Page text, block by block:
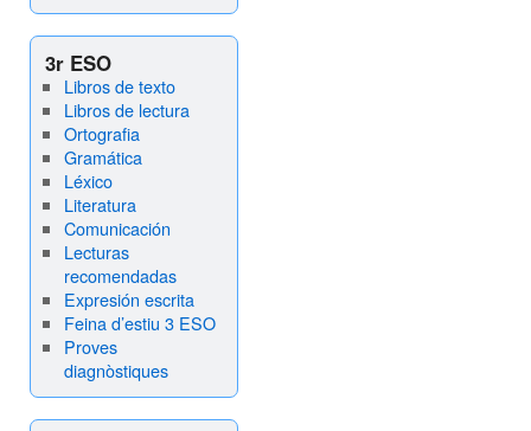
3r ESO
Libros de texto
Libros de lectura
Ortografia
Gramática
Léxico
Literatura
Comunicación
Lecturas
recomendadas
Expresión escrita
Feina d’estiu 3 ESO
Proves
diagnòstiques